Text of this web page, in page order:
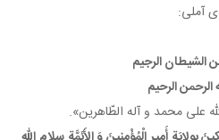
آملی:
الشیطان الرجیم
الرحمن الرحیم
علی محمد و آله الطّاهرین».